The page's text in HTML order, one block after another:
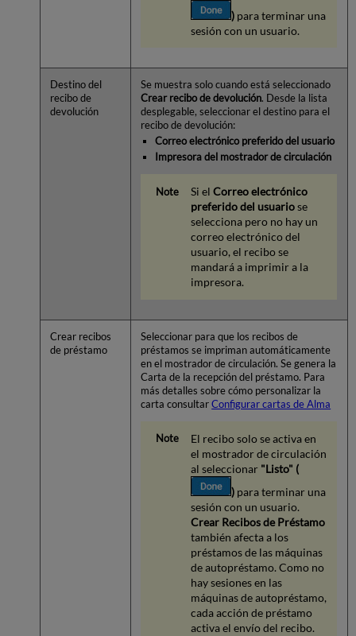
) para terminar una
sesión con un usuario.
Destino del
recibo de
devolución
Se muestra solo cuando está seleccionado
Crear recibo de devolución. Desde la lista
desplegable, seleccionar el destino para el
recibo de devolución:
Correo electrónico preferido del usuario
Impresora del mostrador de circulación
Si elCorreo electrónico
preferido del usuariose
selecciona pero no hay un
correo electrónico del
usuario, el recibo se
mandará a imprimir a la
impresora.
Crear recibos
de préstamo
Seleccionar para que los recibos de
préstamos se impriman automáticamente
en el mostrador de circulación. Se genera la
Carta de la recepción del préstamo. Para
más detalles sobre cómo personalizar la
carta consultarConfigurar cartas de Alma
El recibo solo se activa en
el mostrador de circulación
al seleccionar "Listo" (
) para terminar una
sesión con un usuario.
Crear Recibos de Préstamo
también afecta a los
préstamos de las máquinas
de autopréstamo. Como no
hay sesiones en las
máquinas de autopréstamo,
cada acción de préstamo
activa el envío del recibo.